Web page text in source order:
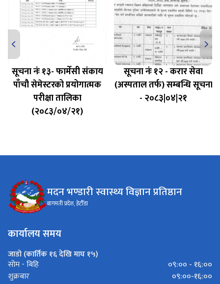
सूचना नंः १३- फार्मेसी संकाय
पाँचौ सेमेस्टरको प्रयोगात्मक
परीक्षा तालिका
(२०८३/०४/२१)
सूचना नंः १२ - करार सेवा
(अस्पताल तर्फ) सम्बन्धि सूचना
- २०८३|०४|२१
मदन भण्डारी स्वास्थ्य विज्ञान प्रतिष्ठान
बागमती प्रदेश, हेटौँडा
कार्यालय समय
जाडो (कार्तिक १६ देखि माघ १५)
सोम - बिहि
०९:०० - १६:००
शुक्रबार
०९:००-१६:००